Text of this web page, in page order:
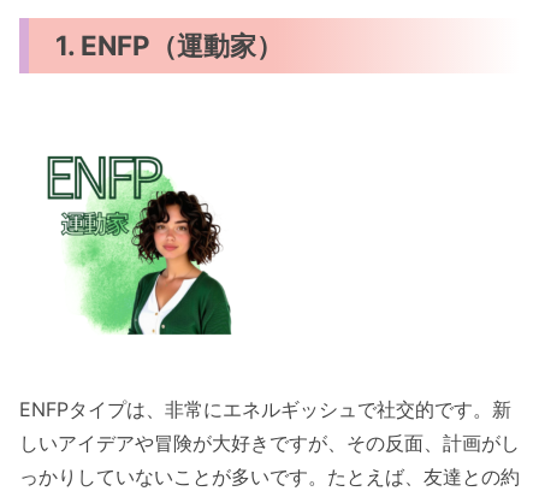
1. ENFP（運動家）
ENFPタイプは、非常にエネルギッシュで社交的です。新
しいアイデアや冒険が大好きですが、その反面、計画がし
っかりしていないことが多いです。たとえば、友達との約